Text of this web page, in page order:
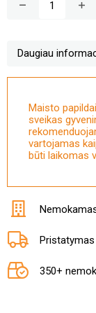
Daugiau
Maisto
sveikas
vartojamas
būti laikomas
Pristatymas
350+